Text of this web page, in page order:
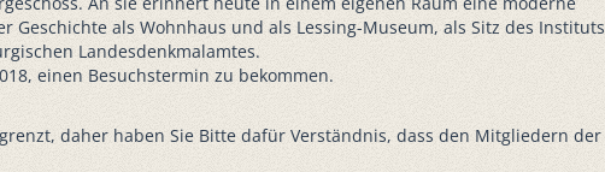
Geschichte als Wohnhaus und als Lessing-Museum, als Sitz des Instituts
Landesdenkmalamtes.
einen Besuchstermin zu bekommen.
daher haben Sie Bitte dafür Verständnis, dass den Mitgliedern der